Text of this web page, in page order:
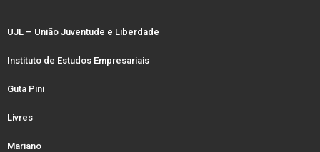
UJL – União Juventude e Liberdade
Instituto de Estudos Empresariais
Guta Pini
Livres
Mariano